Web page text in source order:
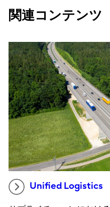
関連コンテンツ
Unified Logistics